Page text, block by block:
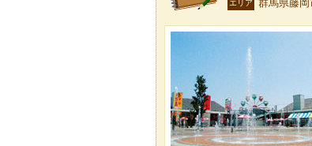
エリア 群馬県藤岡